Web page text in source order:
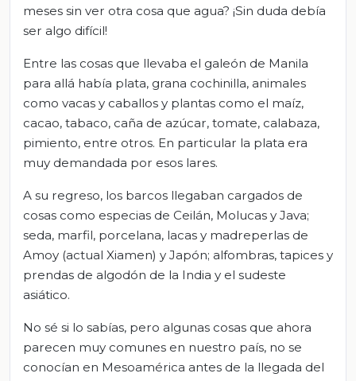
meses sin ver otra cosa que agua? ¡Sin duda debía
ser algo difícil!
Entre las cosas que llevaba el galeón de Manila
para allá había plata, grana cochinilla, animales
como vacas y caballos y plantas como el maíz,
cacao, tabaco, caña de azúcar, tomate, calabaza,
pimiento, entre otros. En particular la plata era
muy demandada por esos lares.
A su regreso, los barcos llegaban cargados de
cosas como especias de Ceilán, Molucas y Java;
seda, marfil, porcelana, lacas y madreperlas de
Amoy (actual Xiamen) y Japón; alfombras, tapices y
prendas de algodón de la India y el sudeste
asiático.
No sé si lo sabías, pero algunas cosas que ahora
parecen muy comunes en nuestro país, no se
conocían en Mesoamérica antes de la llegada del